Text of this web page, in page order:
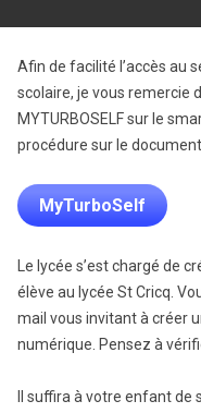
Afin de facilité l’accès au
scolaire, je vous remercie
MYTURBOSELF sur le
procédure sur le
MyTurboSelf
Le lycée s’est chargé de
élève au lycée St Cricq.
mail vous invitant à créer
numérique. Pensez à
Il suffira à votre enfant de